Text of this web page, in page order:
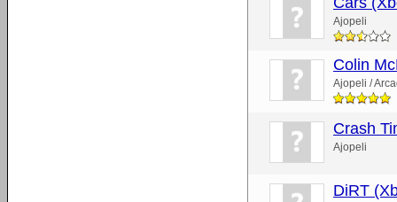
Ajopeli
Colin
Ajopeli /
Crash
Ajopeli
DiRT